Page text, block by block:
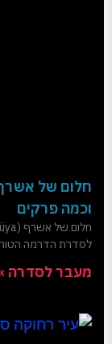
חלום של
וכמה פרקים
לסדרת הדרמה
מעבר לסדרה